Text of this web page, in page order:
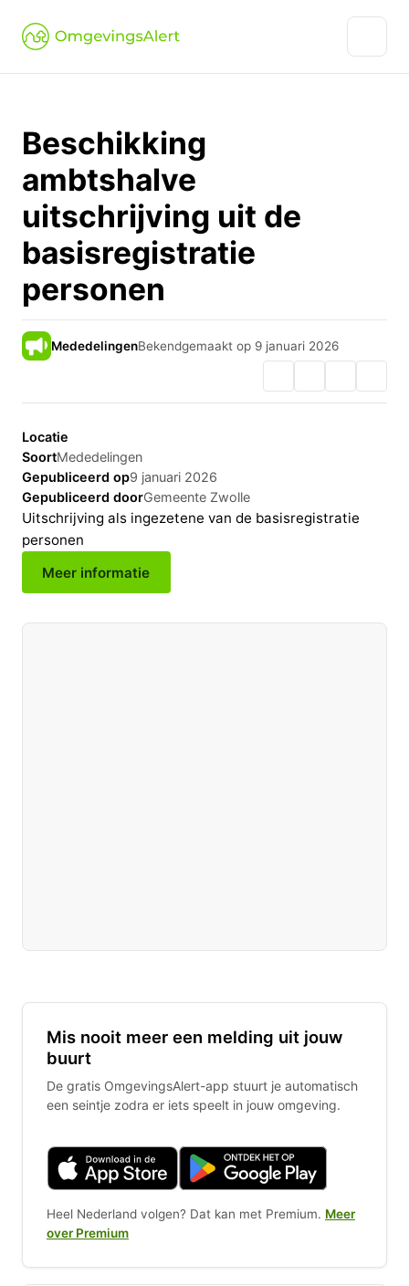
Beschikking
ambtshalve
uitschrijving uit de
basisregistratie
personen
MededelingenBekendgemaakt op 9 januari 2026
Locatie
SoortMededelingen
Gepubliceerd op9 januari 2026
Gepubliceerd doorGemeente Zwolle
Uitschrijving als ingezetene van de basisregistratie
personen
Meer informatie
Mis nooit meer een melding uit jouw
buurt
De gratis OmgevingsAlert-app stuurt je automatisch
een seintje zodra er iets speelt in jouw omgeving.
Heel Nederland volgen? Dat kan met Premium. Meer
over Premium